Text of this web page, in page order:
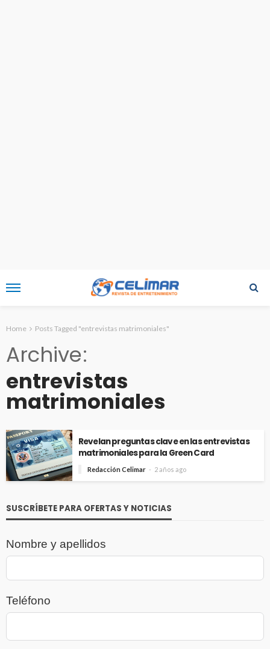
Home Posts Tagged "entrevistas matrimoniales"
Archive
entrevistas
matrimoniales
Revelan preguntas clave en las entrevistas
matrimoniales para la Green Card
Redacción Celimar 2 años ago
SUSCRÍBETE PARA OFERTAS Y NOTICIAS
Nombre y apellidos
Teléfono